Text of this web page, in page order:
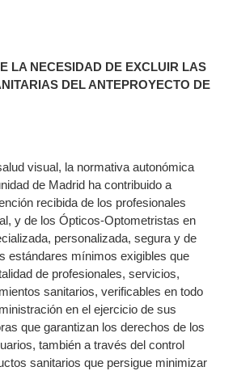
LA NECESIDAD DE EXCLUIR LAS
DEL ANTEPROYECTO DE
visual, la normativa autonómica
de Madrid ha contribuido a
recibida de los profesionales
y de los Ópticos-Optometristas en
personalizada, segura y de
estándares mínimos exigibles que
de profesionales, servicios,
sanitarios, verificables en todo
en el ejercicio de sus
que garantizan los derechos de los
también a través del control
sanitarios que persigue minimizar